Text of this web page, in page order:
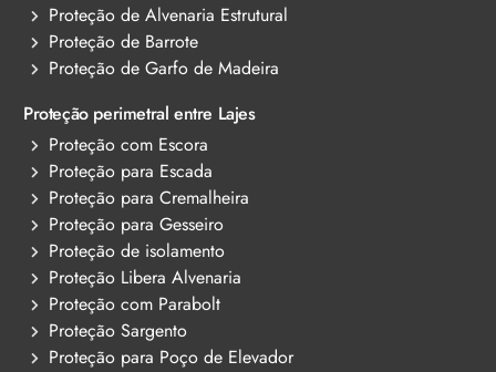
Proteção de Alvenaria Estrutural
Proteção de Barrote
Proteção de Garfo de Madeira
Proteção perimetral entre Lajes
Proteção com Escora
Proteção para Escada
Proteção para Cremalheira
Proteção para Gesseiro
Proteção de isolamento
Proteção Libera Alvenaria
Proteção com Parabolt
Proteção Sargento
Proteção para Poço de Elevador